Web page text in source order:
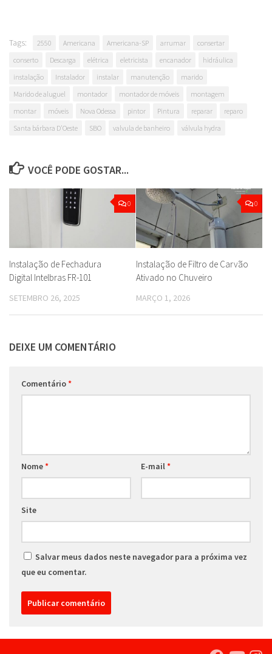
Tags: 2550 Americana Americana-SP arrumar
consertar
conserto
Descarga elétrica eletricista encanador
hidráulica
instalação
Instalador instalar manutenção
marido
Marido de aluguel
montador montador de móveis
montagem
montar
móveis Nova Odessa pintor Pintura reparar
reparo
Santa bárbara D'Oeste
SBO valvula de banheiro válvula hydra
VOCÊ PODE GOSTAR...
0
Instalação de Fechadura
Digital Intelbras FR-101
SETEMBRO 26, 2025
0
Instalação de Filtro de Carvão
Ativado no Chuveiro
MARÇO 1, 2026
DEIXE UM COMENTÁRIO
Comentário*
Nome* E-mail *
Site
Salvar meus dados neste navegador para a próxima vez
que eu comentar.